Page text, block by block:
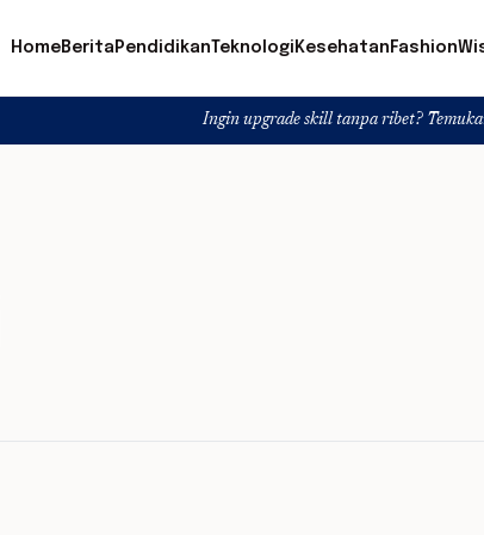
HomeBerita PendidikanTeknologi Kesehatan Fashion
Ingin upgrade skill tanpa ribet? Temukan kelas